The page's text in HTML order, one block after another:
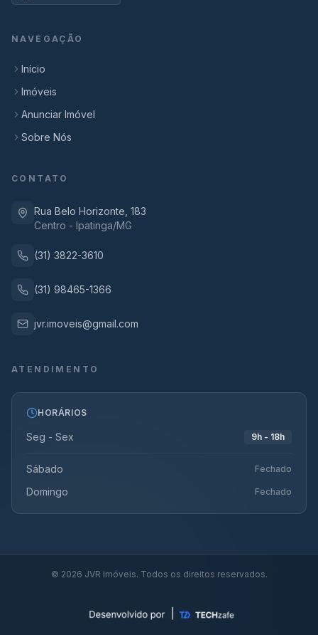
NAVEGAÇÃO
Início
Imóveis
Anunciar Imóvel
Sobre Nós
CONTATO
Rua Belo Horizonte, 183
Centro - Ipatinga/MG
(31) 3822-3610
(31) 98465-1366
jvr.imoveis@gmail.com
ATENDIMENTO
HORÁRIOS
Seg - Sex 9h - 18h
Sábado Fechado
Domingo Fechado
© 2026 JVR Imóveis. Todos os direitos reservados.